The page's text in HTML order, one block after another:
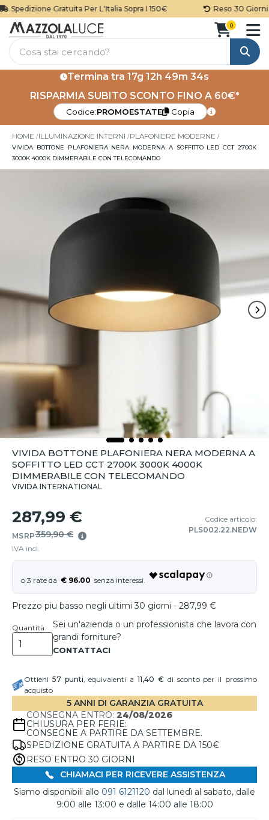
Spedizione Gratuita Per L'Italia Sopra I 150€ Reso 30 Giorni
Cerca
0
Termina tra 17g 12h 49m 34s
RISPARMIA SUBITO SCONTO FINO A 60€*
Codice:PROMOESTATE Copia
HOME ILLUMINAZIONE INTERNI PLAFONIERE MODERNE
VIVIDA BOTTONE PLAFONIERA NERA MODERNA A SOFFITTO LED CCT 2700K
3000K 4000K DIMMERABILE CON TELECOMANDO
VIVIDA BOTTONE PLAFONIERA NERA MODERNA A
SOFFITTO LED CCT 2700K 3000K 4000K
DIMMERABILE CON TELECOMANDO
VIVIDA INTERNATIONAL
287,99 €
MSRP359,90 €
IVA incl.
Codice articolo:
PLS002.22.NEDW
€ 96.00
Prezzo piu basso negli ultimi 30 giorni - 287,99 €
Quantità
Sei un'azienda o un professionista che lavora con
grandi forniture?
Ottieni 57punti, equivalenti a11,40 €di sconto per il prossimo
acquisto
5 ANNI DI GARANZIA GRATUITA
CONSEGNA ENTRO: 24/08/2026
CHIUSURA PER FERIE:
CONSEGNE A PARTIRE DA SETTEMBRE.
SPEDIZIONE GRATUITA A PARTIRE DA 150€
RESO ENTRO 30 GIORNI
CHIAMACI PER RICEVERE ASSISTENZA
Siamo disponibili allo 091 6121120 dal lunedì al sabato, dalle
9:00 alle 13:00 e dalle 14:00 alle 18:00